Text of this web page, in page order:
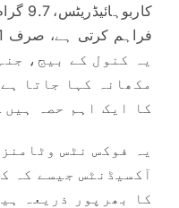
یہ کنول کے بیج،
مکھانہ کہا جاتا
کا ایک اہم حصہ ہیں۔
یہ فوکس نٹس
آکسیڈنٹس جیسے کہ
کا بھرپور ذریعہ